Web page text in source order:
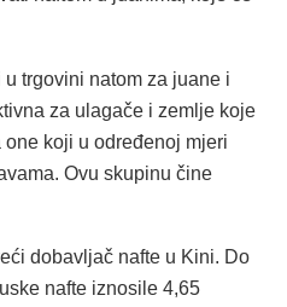
trgovini natom za juane i
za ulagače i zemlje koje
koji u određenoj mjeri
Ovu skupinu čine
dobavljač nafte u Kini. Do
nafte iznosile 4,65